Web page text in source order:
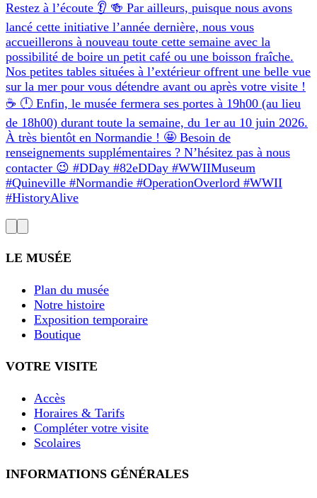
Restez à l’écoute 👂 🍻 Par ailleurs, puisque nous avons
lancé cette initiative l’année dernière, nous vous
accueillerons à nouveau toute cette semaine avec la
possibilité de boire un petit café ou une boisson fraîche.
Nos petites tables situées à l’extérieur offrent une belle vue
sur la mer pour vous détendre avant ou après votre visite !
☕ 🕛 Enfin, le musée fermera ses portes à 19h00 (au lieu
de 18h00) durant toute la semaine, du 1er au 10 juin 2026.
À très bientôt en Normandie ! 🤩 Besoin de
renseignements supplémentaires ? N’hésitez pas à nous
contacter 😉 #DDay #82eDDay #WWIIMuseum
#Quineville #Normandie #OperationOverlord #WWII
#HistoryAlive
LE MUSÉE
Plan du musée
Notre histoire
Exposition temporaire
Boutique
VOTRE VISITE
Accès
Horaires & Tarifs
Compléter votre visite
Scolaires
INFORMATIONS GÉNÉRALES